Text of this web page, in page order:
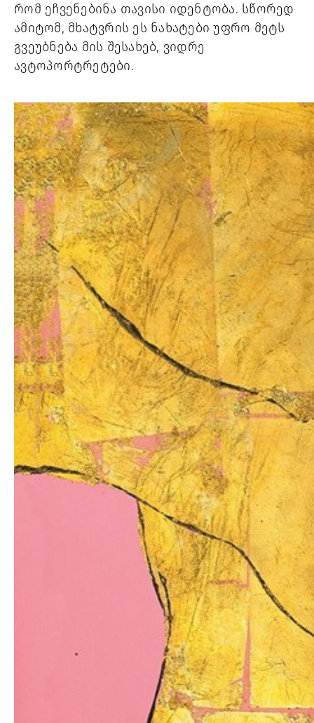
რომ ეჩვენებინა თავისი იდენტობა. სწორედ
ამიტომ, მხატვრის ეს ნახატები უფრო მეტს
გვეუბნება მის შესახებ, ვიდრე
ავტოპორტრეტები.